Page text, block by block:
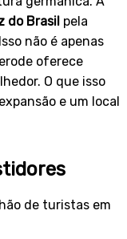
do Brasil pela
não é apenas
oferece
O que isso
e um local
de turistas em